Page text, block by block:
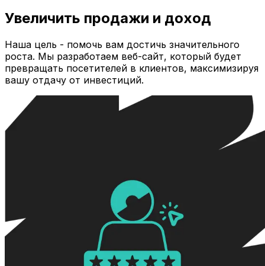
Увеличить продажи и доход
Наша цель - помочь вам достичь значительного
роста. Мы разработаем веб-сайт, который будет
превращать посетителей в клиентов, максимизируя
вашу отдачу от инвестиций.